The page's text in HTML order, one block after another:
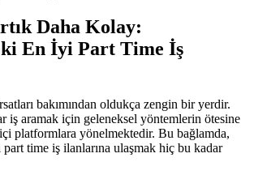
Daha Kolay:
En İyi Part Time İş
bakımından oldukça zengin bir yerdir.
iş aramak için geleneksel yöntemlerin ötesine
platformlara yönelmektedir. Bu bağlamda,
time iş ilanlarına ulaşmak hiç bu kadar